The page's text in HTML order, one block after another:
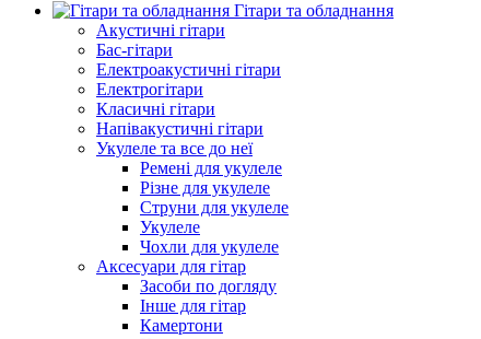
Гітари та обладнання
Акустичні гітари
Бас-гітари
Електроакустичні гітари
Електрогітари
Класичні гітари
Напівакустичні гітари
Укулеле та все до неї
Ремені для укулеле
Різне для укулеле
Струни для укулеле
Укулеле
Чохли для укулеле
Аксесуари для гітар
Засоби по догляду
Інше для гітар
Камертони